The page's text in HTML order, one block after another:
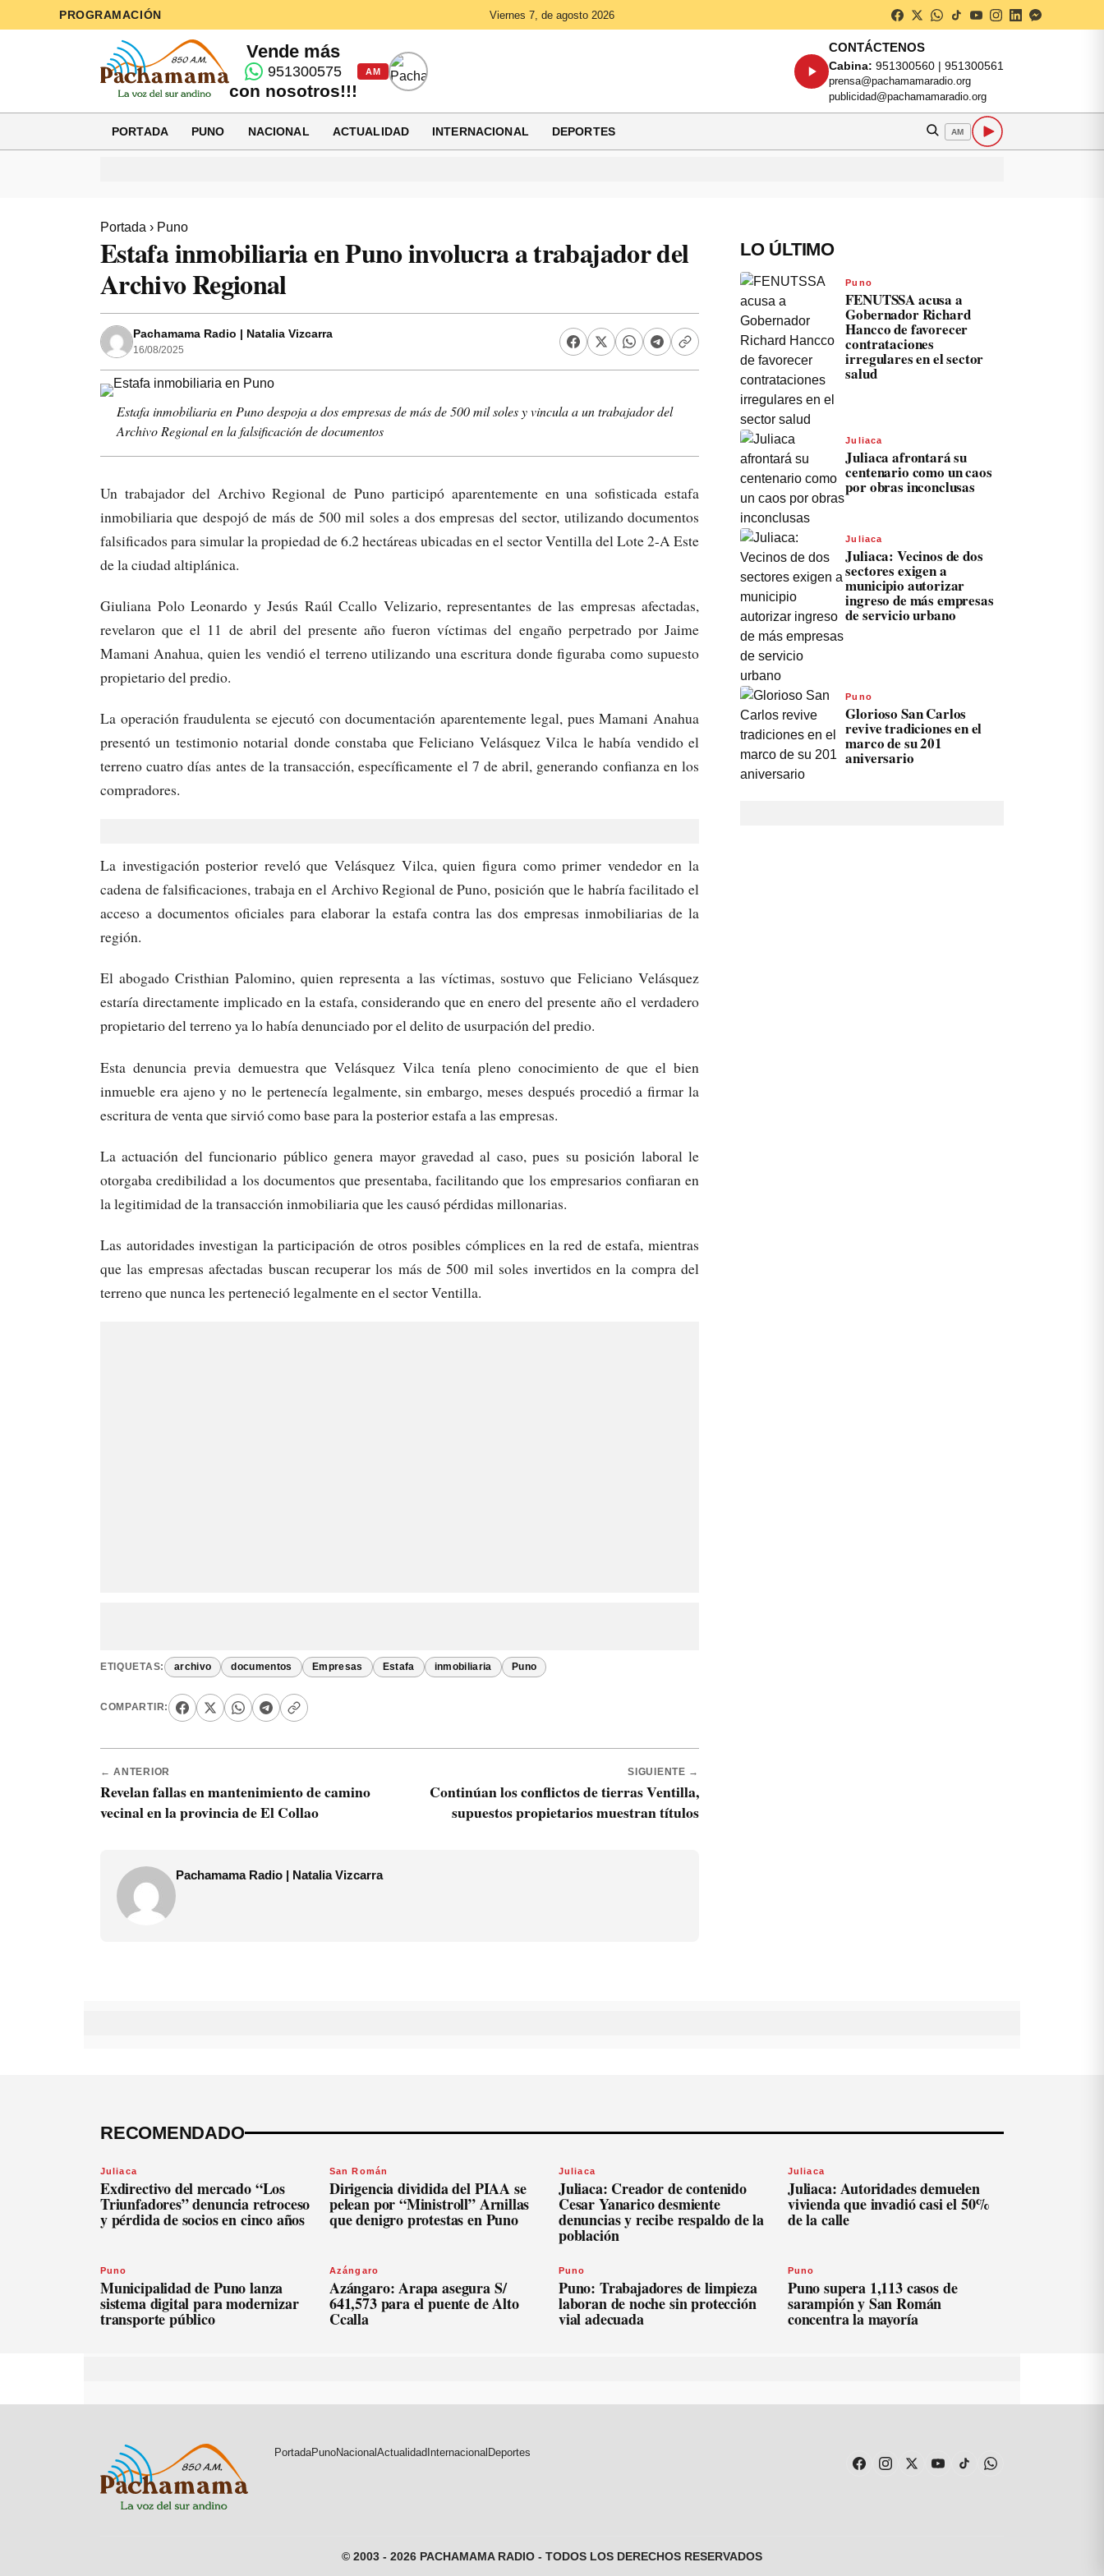
PROGRAMACIÓN Viernes 7, de agosto 2026
Vende más
951300575
con nosotros!!!
AM
CONTÁCTENOS
Cabina: 951300560 | 951300561
prensa@pachamamaradio.org
publicidad@pachamamaradio.org
PORTADA PUNO NACIONAL ACTUALIDAD INTERNACIONAL DEPORTES AM
Portada › Puno
Estafa inmobiliaria en Puno involucra a trabajador del
Archivo Regional
Pachamama Radio | Natalia Vizcarra
16/08/2025
Estafa inmobiliaria en Puno despoja a dos empresas de más de 500 mil soles y vincula a un trabajador del
Archivo Regional en la falsificación de documentos
Un trabajador del Archivo Regional de Puno participó aparentemente en una sofisticada estafa
inmobiliaria que despojó de más de 500 mil soles a dos empresas del sector, utilizando documentos
falsificados para simular la propiedad de 6.2 hectáreas ubicadas en el sector Ventilla del Lote 2-A Este
de la ciudad altiplánica.
Giuliana Polo Leonardo y Jesús Raúl Ccallo Velizario, representantes de las empresas afectadas,
revelaron que el 11 de abril del presente año fueron víctimas del engaño perpetrado por Jaime
Mamani Anahua, quien les vendió el terreno utilizando una escritura donde figuraba como supuesto
propietario del predio.
La operación fraudulenta se ejecutó con documentación aparentemente legal, pues Mamani Anahua
presentó un testimonio notarial donde constaba que Feliciano Velásquez Vilca le había vendido el
terreno cuatro días antes de la transacción, específicamente el 7 de abril, generando confianza en los
compradores.
La investigación posterior reveló que Velásquez Vilca, quien figura como primer vendedor en la
cadena de falsificaciones, trabaja en el Archivo Regional de Puno, posición que le habría facilitado el
acceso a documentos oficiales para elaborar la estafa contra las dos empresas inmobiliarias de la
región.
El abogado Cristhian Palomino, quien representa a las víctimas, sostuvo que Feliciano Velásquez
estaría directamente implicado en la estafa, considerando que en enero del presente año el verdadero
propietario del terreno ya lo había denunciado por el delito de usurpación del predio.
Esta denuncia previa demuestra que Velásquez Vilca tenía pleno conocimiento de que el bien
inmueble era ajeno y no le pertenecía legalmente, sin embargo, meses después procedió a firmar la
escritura de venta que sirvió como base para la posterior estafa a las empresas.
La actuación del funcionario público genera mayor gravedad al caso, pues su posición laboral le
otorgaba credibilidad a los documentos que presentaba, facilitando que los empresarios confiaran en
la legitimidad de la transacción inmobiliaria que les causó pérdidas millonarias.
Las autoridades investigan la participación de otros posibles cómplices en la red de estafa, mientras
que las empresas afectadas buscan recuperar los más de 500 mil soles invertidos en la compra del
terreno que nunca les perteneció legalmente en el sector Ventilla.
ETIQUETAS: archivo documentos Empresas Estafa inmobiliaria Puno
COMPARTIR:
← ANTERIOR
Revelan fallas en mantenimiento de camino
vecinal en la provincia de El Collao
SIGUIENTE →
Continúan los conflictos de tierras Ventilla,
supuestos propietarios muestran títulos
Pachamama Radio | Natalia Vizcarra
LO ÚLTIMO
Puno
FENUTSSA acusa a
Gobernador Richard
Hancco de favorecer
contrataciones
irregulares en el sector
salud
Juliaca
Juliaca afrontará su
centenario como un caos
por obras inconclusas
Juliaca
Juliaca: Vecinos de dos
sectores exigen a
municipio autorizar
ingreso de más empresas
de servicio urbano
Puno
Glorioso San Carlos
revive tradiciones en el
marco de su 201
aniversario
RECOMENDADO
Juliaca
Exdirectivo del mercado “Los
Triunfadores” denuncia retroceso
y pérdida de socios en cinco años
San Román
Dirigencia dividida del PIAA se
pelean por “Ministroll” Arnillas
que denigro protestas en Puno
Juliaca
Juliaca: Creador de contenido
Cesar Yanarico desmiente
denuncias y recibe respaldo de la
población
Juliaca
Juliaca: Autoridades demuelen
vivienda que invadió casi el 50%
de la calle
Puno
Municipalidad de Puno lanza
sistema digital para modernizar
transporte público
Azángaro
Azángaro: Arapa asegura S/
641,573 para el puente de Alto
Ccalla
Puno
Puno: Trabajadores de limpieza
laboran de noche sin protección
vial adecuada
Puno
Puno supera 1,113 casos de
sarampión y San Román
concentra la mayoría
PortadaPunoNacional Actualidad Internacional Deportes
© 2003 - 2026 PACHAMAMA RADIO - TODOS LOS DERECHOS RESERVADOS